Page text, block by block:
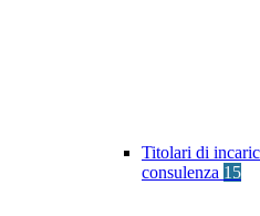
Titolari di
consulenza 15